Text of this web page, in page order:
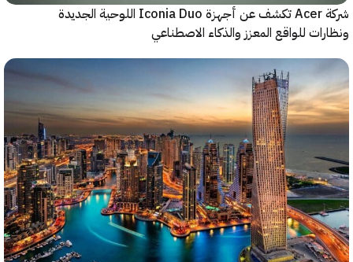
شركة Acer تكشف عن أجهزة Iconia Duo اللوحية الجديدة
للواقع المعزز والذكاء الاصطناعي